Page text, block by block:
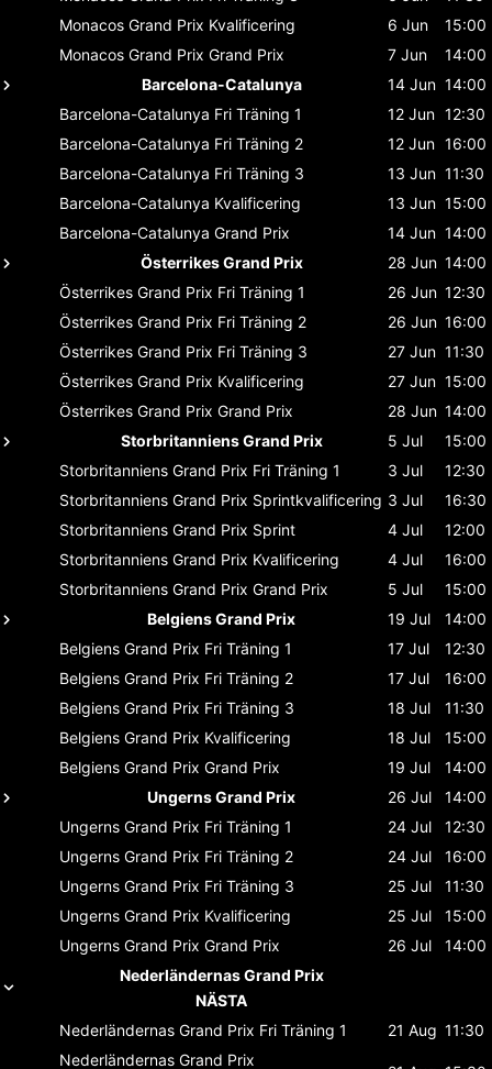
Monacos Grand Prix Kvalificering 6 Jun
15:00
Monacos Grand Prix Grand Prix 7 Jun
14:00
Barcelona-Catalunya
14 Jun 14:00
Barcelona-Catalunya Fri Träning 1 12 Jun 12:30
Barcelona-Catalunya Fri Träning 2 12 Jun 16:00
Barcelona-Catalunya Fri Träning 3 13 Jun 11:30
Barcelona-Catalunya Kvalificering 13 Jun 15:00
Barcelona-Catalunya Grand Prix 14 Jun 14:00
Österrikes Grand Prix
28 Jun 14:00
Österrikes Grand Prix Fri Träning 1 26 Jun 12:30
Österrikes Grand Prix Fri Träning 2 26 Jun 16:00
Österrikes Grand Prix Fri Träning 3 27 Jun 11:30
Österrikes Grand Prix Kvalificering 27 Jun 15:00
Österrikes Grand Prix Grand Prix 28 Jun 14:00
Storbritanniens Grand Prix
5 Jul
15:00
Storbritanniens Grand Prix Fri Träning 1 3 Jul
12:30
Storbritanniens Grand Prix Sprintkvalificering 3 Jul
16:30
Storbritanniens Grand Prix Sprint 4 Jul
12:00
Storbritanniens Grand Prix Kvalificering 4 Jul
16:00
Storbritanniens Grand Prix Grand Prix 5 Jul
15:00
Belgiens Grand Prix
19 Jul
14:00
Belgiens Grand Prix Fri Träning 1 17 Jul
12:30
Belgiens Grand Prix Fri Träning 2 17 Jul
16:00
Belgiens Grand Prix Fri Träning 3 18 Jul
11:30
Belgiens Grand Prix Kvalificering 18 Jul
15:00
Belgiens Grand Prix Grand Prix 19 Jul
14:00
Ungerns Grand Prix
26 Jul
14:00
Ungerns Grand Prix Fri Träning 1 24 Jul
12:30
Ungerns Grand Prix Fri Träning 2 24 Jul
16:00
Ungerns Grand Prix Fri Träning 3 25 Jul
11:30
Ungerns Grand Prix Kvalificering 25 Jul
15:00
Ungerns Grand Prix Grand Prix 26 Jul
14:00
Nederländernas Grand Prix
NÄSTA
Nederländernas Grand Prix Fri Träning 1 21 Aug 11:30
Nederländernas Grand Prix